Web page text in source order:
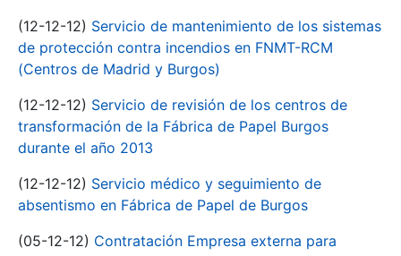
(12-12-12) Servicio de mantenimiento de los sistemas
de protección contra incendios en FNMT-RCM
(Centros de Madrid y Burgos)
(12-12-12) Servicio de revisión de los centros de
transformación de la Fábrica de Papel Burgos
durante el año 2013
(12-12-12) Servicio médico y seguimiento de
absentismo en Fábrica de Papel de Burgos
(05-12-12) Contratación Empresa externa para